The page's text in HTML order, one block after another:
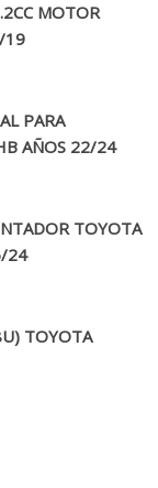
MOTOR
19
PARA
AÑOS 22/24
TOYOTA
24
TOYOTA